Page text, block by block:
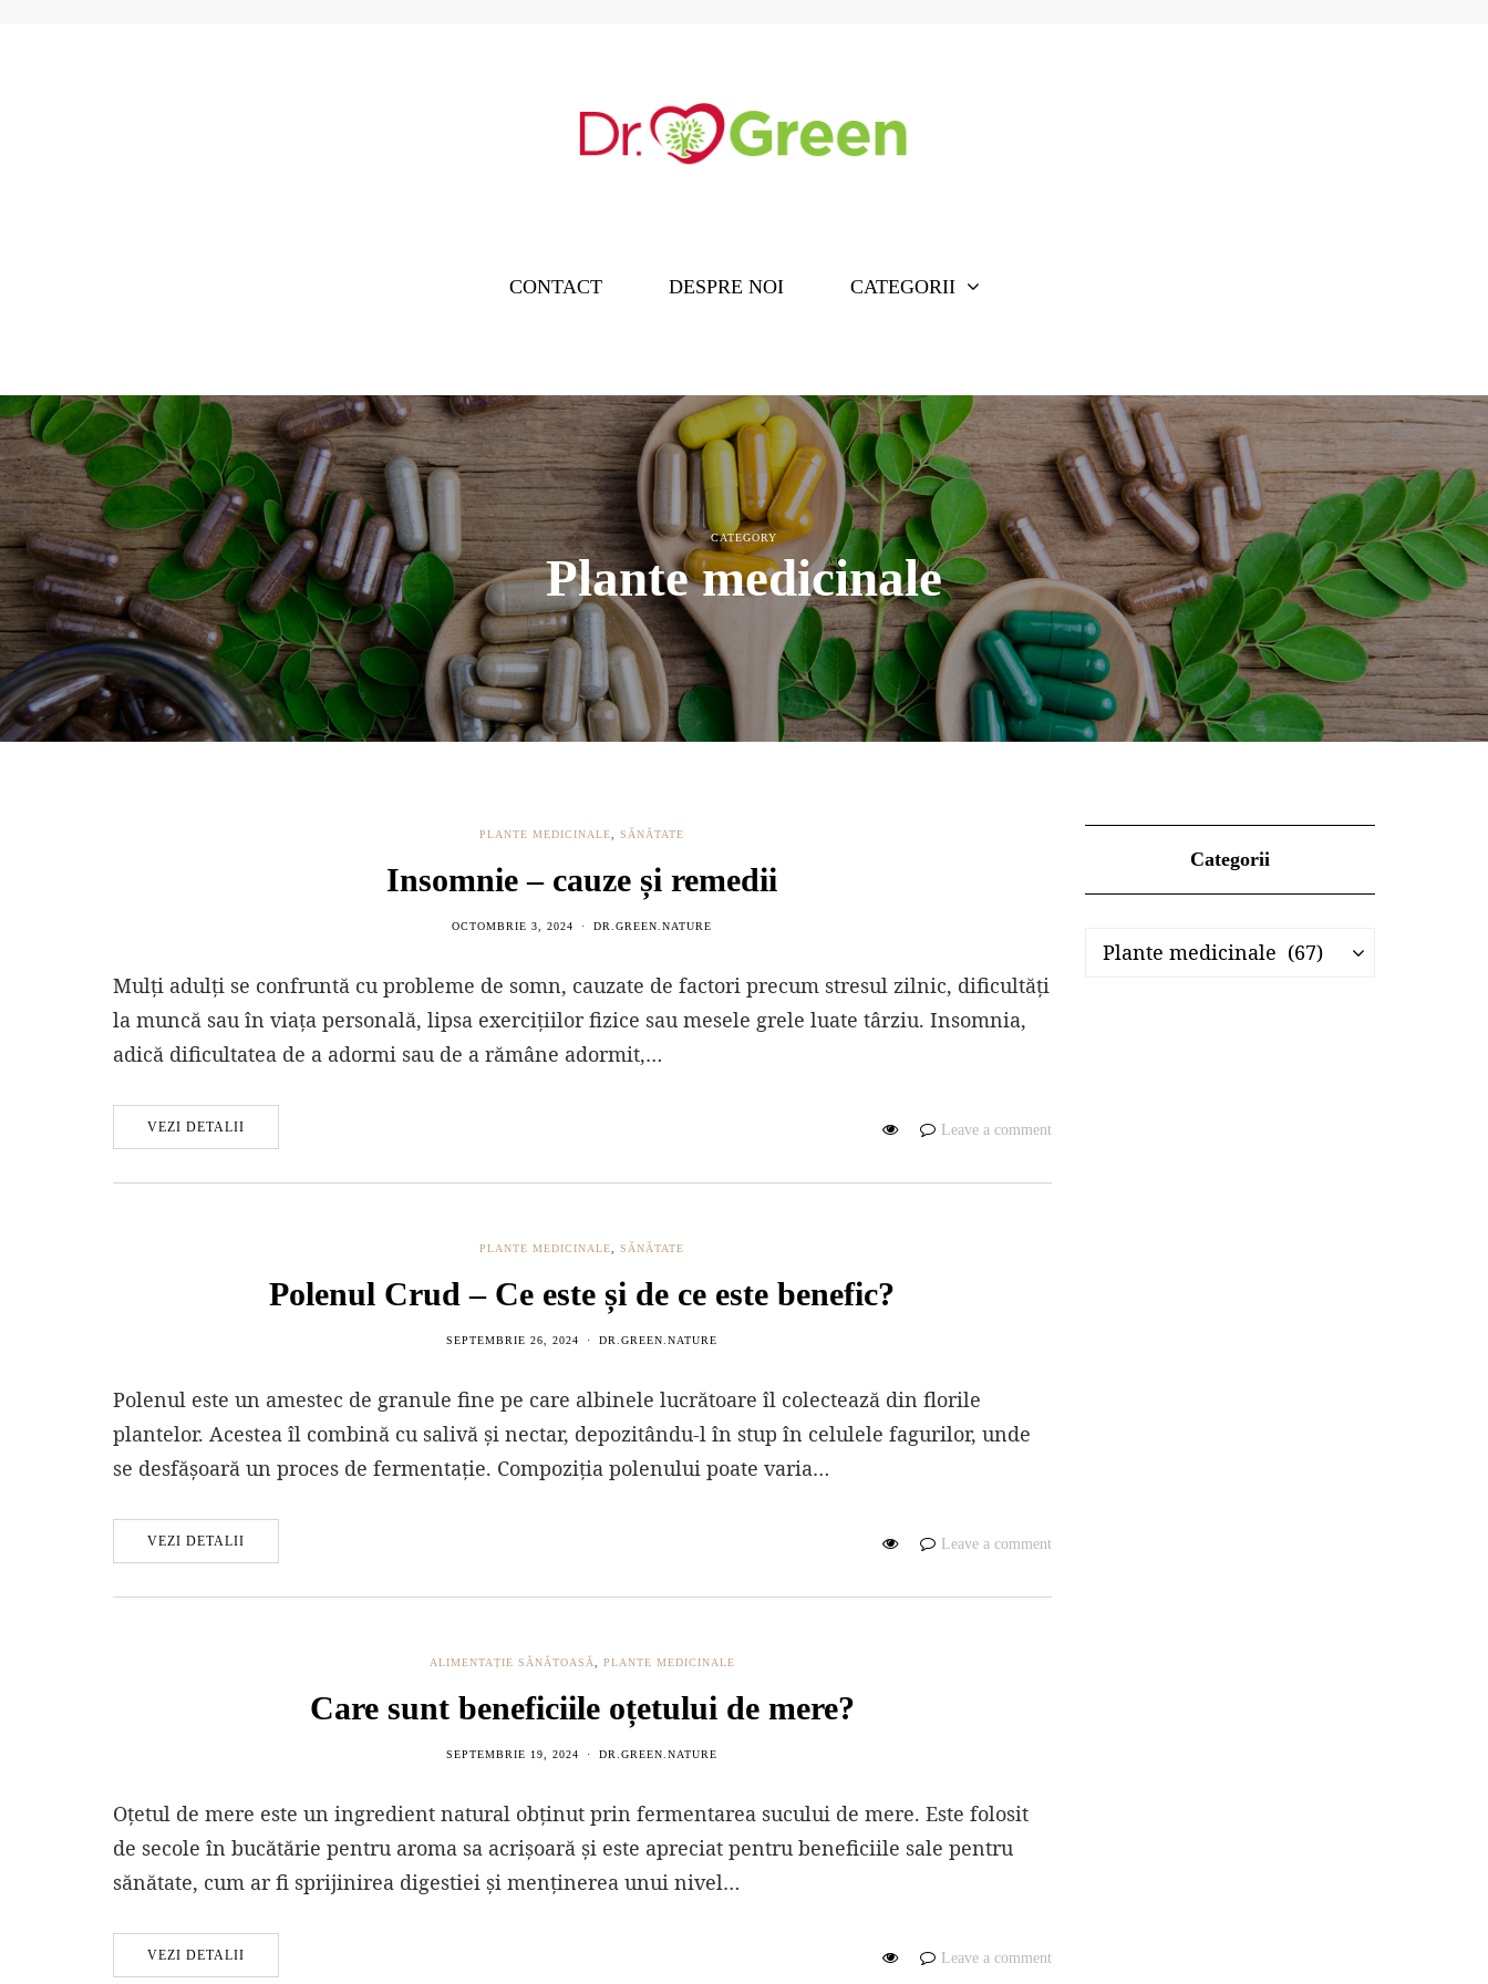
CONTACT DESPRE NOI CATEGORII
CATEGORY
Plante medicinale
PLANTE MEDICINALE ,SĂNĂTATE
Insomnie – cauze și remedii
OCTOMBRIE 3, 2024 DR.GREEN.NATURE
Mulți adulți se confruntă cu probleme de somn, cauzate de factori precum stresul zilnic, dificultăți
la muncă sau în viața personală, lipsa exercițiilor fizice sau mesele grele luate târziu. Insomnia,
adică dificultatea de a adormi sau de a rămâne adormit,…
VEZI DETALII Leave a comment
PLANTE MEDICINALE ,SĂNĂTATE
Polenul Crud – Ce este și de ce este benefic?
SEPTEMBRIE 26, 2024 DR.GREEN.NATURE
Polenul este un amestec de granule fine pe care albinele lucrătoare îl colectează din florile
plantelor. Acestea îl combină cu salivă și nectar, depozitându-l în stup în celulele fagurilor, unde
se desfășoară un proces de fermentație. Compoziția polenului poate varia…
VEZI DETALII Leave a comment
ALIMENTAȚIE SĂNĂTOASĂ PLANTE MEDICINALE
Care sunt beneficiile oțetului de mere?
SEPTEMBRIE 19, 2024 DR.GREEN.NATURE
Oțetul de mere este un ingredient natural obținut prin fermentarea sucului de mere. Este folosit
de secole în bucătărie pentru aroma sa acrișoară și este apreciat pentru beneficiile sale pentru
sănătate, cum ar fi sprijinirea digestiei și menținerea unui nivel…
VEZI DETALII Leave a comment
Categorii
Categorii
Plante medicinale (67)
Categorii